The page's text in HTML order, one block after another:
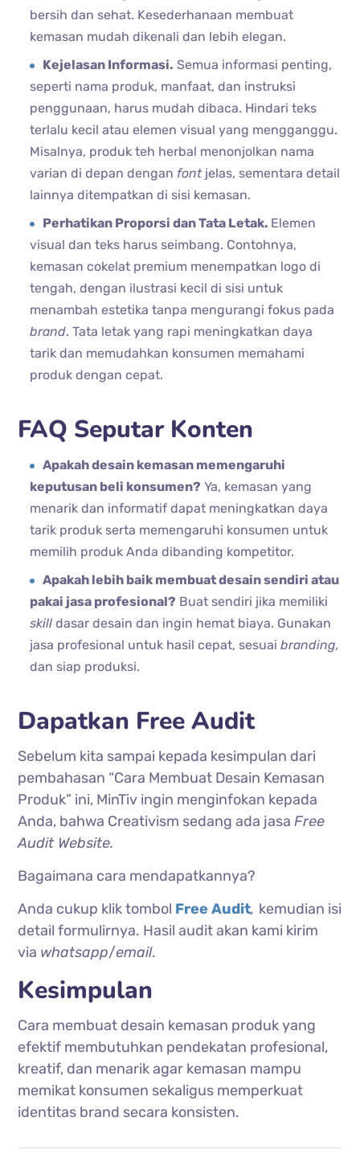
bersih dan sehat. Kesederhanaan membuat
kemasan mudah dikenali dan lebih elegan.
Kejelasan Informasi. Semua informasi penting,
seperti nama produk, manfaat, dan instruksi
penggunaan, harus mudah dibaca. Hindari teks
terlalu kecil atau elemen visual yang mengganggu.
Misalnya, produk teh herbal menonjolkan nama
varian di depan dengan fontjelas, sementara detail
lainnya ditempatkan di sisi kemasan.
Perhatikan Proporsi dan Tata Letak. Elemen
visual dan teks harus seimbang. Contohnya,
kemasan cokelat premium menempatkan logo di
tengah, dengan ilustrasi kecil di sisi untuk
menambah estetika tanpa mengurangi fokus pada
brand. Tata letak yang rapi meningkatkan daya
tarik dan memudahkan konsumen memahami
produk dengan cepat.
FAQ Seputar Konten
Apakah desain kemasan memengaruhi
keputusan beli konsumen? Ya, kemasan yang
menarik dan informatif dapat meningkatkan daya
tarik produk serta memengaruhi konsumen untuk
memilih produk Anda dibanding kompetitor.
Apakah lebih baik membuat desain sendiri atau
pakai jasa profesional? Buat sendiri jika memiliki
skill dasar desain dan ingin hemat biaya. Gunakan
jasa profesional untuk hasil cepat, sesuaibranding,
dan siap produksi.
Dapatkan Free Audit
Sebelum kita sampai kepada kesimpulan dari
pembahasan “Cara Membuat Desain Kemasan
Produk” ini, MinTiv ingin menginfokan kepada
Anda, bahwa Creativism sedang ada jasa Free
Audit Website.
Bagaimana cara mendapatkannya?
Anda cukup klik tombol Free Audit, kemudian isi
detail formulirnya. Hasil audit akan kami kirim
via whatsapp/email.
Kesimpulan
Cara membuat desain kemasan produk yang
efektif membutuhkan pendekatan profesional,
kreatif, dan menarik agar kemasan mampu
memikat konsumen sekaligus memperkuat
identitas brand secara konsisten.